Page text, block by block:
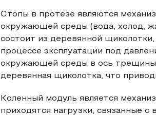
Стопы в протезе являются
окружающей среды (вода, холод,
состоит из деревянной
процессе эксплуатации под
окружающей среды в ось трещины
деревянная щиколотка, что
Коленный модуль является
приходятся нагрузки, связанные